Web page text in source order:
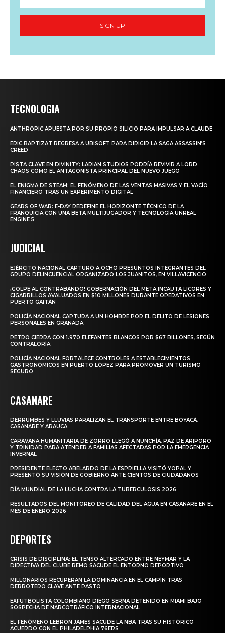
SIGN UP
TECNOLOGIA
ANTHROPIC APUESTA POR SU PROPIO SILICIO PARA IMPULSAR A CLAUDE
ERIC BAPTIZAT REGRESA A UBISOFT PARA DIRIGIR LA SAGA ASSASSIN’S
CREED
PISTA CLAVE EN DIVINITY: LARIAN STUDIOS PODRÍA REVIVIR A LORD
CHAOS COMO EL ANTAGONISTA PRINCIPAL DEL NUEVO JUEGO
EL ENIGMA DE STEAM: EL FENÓMENO DE LAS VENTAS MASIVAS Y EL VACÍO
FINANCIERO TRAS UN EXPERIMENTO DIGITAL
GEARS OF WAR: E-DAY REDEFINE EL HORIZONTE TÉCNICO DE LA
FRANQUICIA CON UNA BETA MULTIJUGADOR Y TECNOLOGÍA UNREAL
ENGINE 5
JUDICIAL
EJÉRCITO NACIONAL CAPTURÓ A OCHO PRESUNTOS INTEGRANTES DEL
GRUPO DELINCUENCIAL ORGANIZADO LOS JUANITOS, EN VILLAVICENCIO
¡GOLPE AL CONTRABANDO! GOBERNACIÓN DEL META INCAUTA LICORES Y
CIGARRILLOS AVALUADOS EN $10 MILLONES DURANTE OPERATIVOS EN
PUERTO GAITÁN
POLICÍA NACIONAL CAPTURA A UN HOMBRE POR EL DELITO DE LESIONES
PERSONALES EN GRANADA
PETRO CIERRA CON 1.970 ELEFANTES BLANCOS POR $67 BILLONES, SEGÚN
CONTRALORÍA
POLICÍA NACIONAL FORTALECE CONTROLES A ESTABLECIMIENTOS
GASTRONÓMICOS EN PUERTO LÓPEZ PARA PROMOVER UN TURISMO
SEGURO
CASANARE
DERRUMBES Y LLUVIAS PARALIZAN EL TRANSPORTE ENTRE BOYACÁ,
CASANARE Y ARAUCA
CARAVANA HUMANITARIA DE ZORRO LLEGÓ A NUNCHÍA, PAZ DE ARIPORO
Y TRINIDAD PARA ATENDER A FAMILIAS AFECTADAS POR LA EMERGENCIA
INVERNAL
PRESIDENTE ELECTO ABELARDO DE LA ESPRIELLA VISITÓ YOPAL Y
PRESENTÓ SU VISIÓN DE GOBIERNO ANTE CIENTOS DE CIUDADANOS
DÍA MUNDIAL DE LA LUCHA CONTRA LA TUBERCULOSIS 2026
RESULTADOS DEL MONITOREO DE CALIDAD DEL AGUA EN CASANARE EN EL
MES DE ENERO 2026
DEPORTES
CRISIS DE DISCIPLINA: EL TENSO ALTERCADO ENTRE NEYMAR Y LA
DIRECTIVA DEL CLUBE REMO SACUDE EL ENTORNO DEPORTIVO
MILLONARIOS RECUPERAN LA DOMINANCIA EN EL CAMPÍN TRAS
DERROTERO CLAVE ANTE PASTO
EXFUTBOLISTA COLOMBIANO DIEGO SERNA DETENIDO EN MIAMI BAJO
SOSPECHA DE NARCOTRÁFICO INTERNACIONAL
EL FENÓMENO LEBRON JAMES SACUDE LA NBA TRAS SU HISTÓRICO
ACUERDO CON EL PHILADELPHIA 76ERS